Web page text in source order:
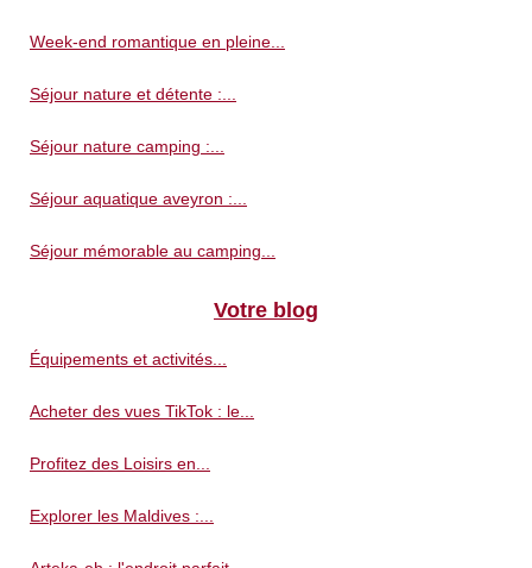
Week-end romantique en pleine...
Séjour nature et détente :...
Séjour nature camping :...
Séjour aquatique aveyron :...
Séjour mémorable au camping...
Votre blog
Équipements et activités...
Acheter des vues TikTok : le...
Profitez des Loisirs en...
Explorer les Maldives :...